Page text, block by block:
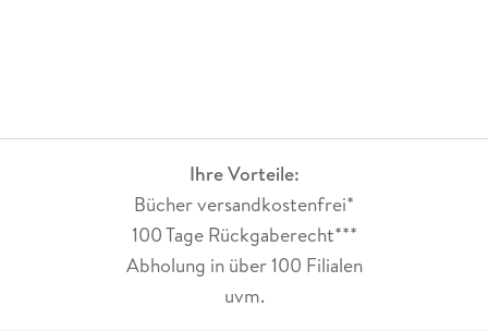
Ihre Vorteile:
Bücher versandkostenfrei*
100 Tage Rückgaberecht***
Abholung in über 100 Filialen
uvm.